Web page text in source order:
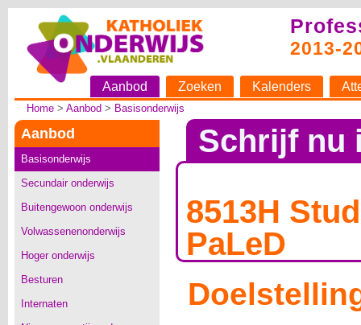
2013-
Aanbod Zoeken Kalenders
Home> Aanbod > Basisonderwijs
Aanbod
Basisonderwijs
Secundair onderwijs
Buitengewoon onderwijs
Volwassenenonderwijs
Hoger onderwijs
Besturen
Internaten
Schrijf nu
8513H
PaLeD